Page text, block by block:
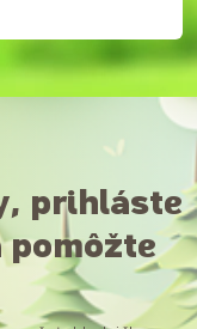
prihláste
pomôžte